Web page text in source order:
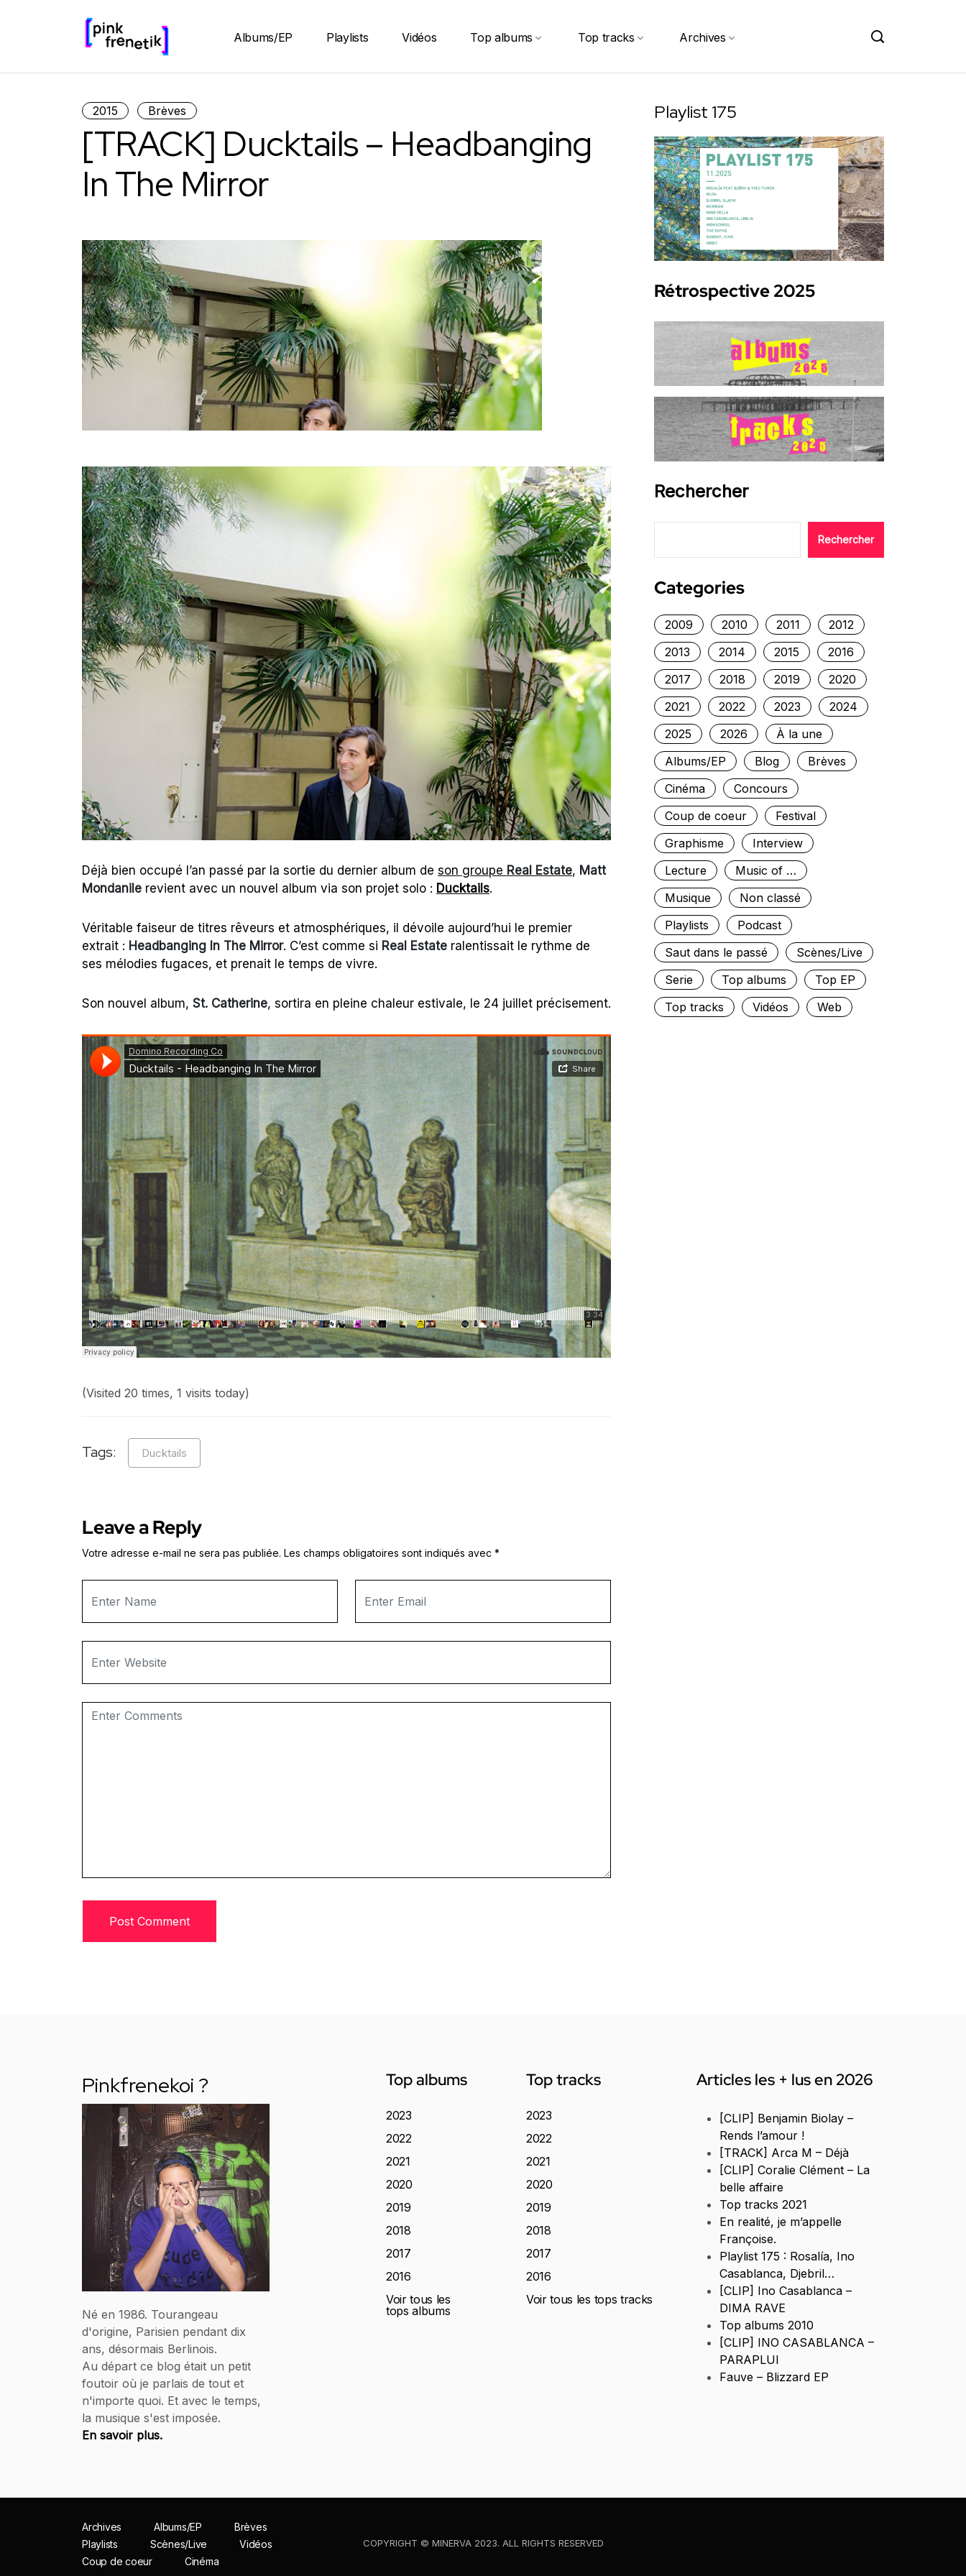
Albums/EP Playlists Vidéos Top albums Top tracks Archives
2015 Brèves
[TRACK] Ducktails – Headbanging
In The Mirror
Déjà bien occupé l’an passé par la sortie du dernier album de son groupe Real Estate, Matt
Mondanile revient avec un nouvel album via son projet solo : Ducktails.
Véritable faiseur de titres rêveurs et atmosphériques, il dévoile aujourd’hui le premier
extrait : Headbanging In The Mirror. C’est comme si Real Estate ralentissait le rythme de
ses mélodies fugaces, et prenait le temps de vivre.
Son nouvel album, St. Catherine, sortira en pleine chaleur estivale, le 24 juillet précisement.
(Visited 20 times, 1 visits today)
Tags: Ducktails
Leave a Reply
Votre adresse e-mail ne sera pas publiée. Les champs obligatoires sont indiqués avec *
Playlist 175
Rétrospective 2025
Rechercher
Rechercher
Categories
2009 2010 2011
2012
2013
2014 2015
2016
2017
2018 2019
2020
2021
2022 2023
2024
2025
2026
À la une
Albums/EP
Blog
Brèves
Cinéma
Concours
Coup de coeur
Festival
Graphisme
Interview
Lecture
Music of …
Musique
Non classé
Playlists
Podcast
Saut dans le passé
Scènes/Live
Serie
Top albums
Top EP
Top tracks
Vidéos Web
Pinkfrenekoi ?
Né en 1986. Tourangeau
d'origine, Parisien pendant dix
ans, désormais Berlinois.
Au départ ce blog était un petit
foutoir où je parlais de tout et
n'importe quoi. Et avec le temps,
la musique s'est imposée.
En savoir plus.
Top albums
2023
2022
2021
2020
2019
2018
2017
2016
Voir tous les
tops albums
Top tracks
2023
2022
2021
2020
2019
2018
2017
2016
Voir tous les tops tracks
Articles les + lus en 2026
[CLIP] Benjamin Biolay –
Rends l’amour !
[TRACK] Arca M – Déjà
[CLIP] Coralie Clément – La
belle affaire
Top tracks 2021
En realité, je m’appelle
Françoise.
Playlist 175 : Rosalía, Ino
Casablanca, Djebril…
[CLIP] Ino Casablanca –
DIMA RAVE
Top albums 2010
[CLIP] INO CASABLANCA –
PARAPLUI
Fauve – Blizzard EP
Archives Albums/EP
Brèves
Playlists
Scènes/Live
Vidéos
Coup de coeur
Cinéma
COPYRIGHT © MINERVA 2023. ALL RIGHTS RESERVED